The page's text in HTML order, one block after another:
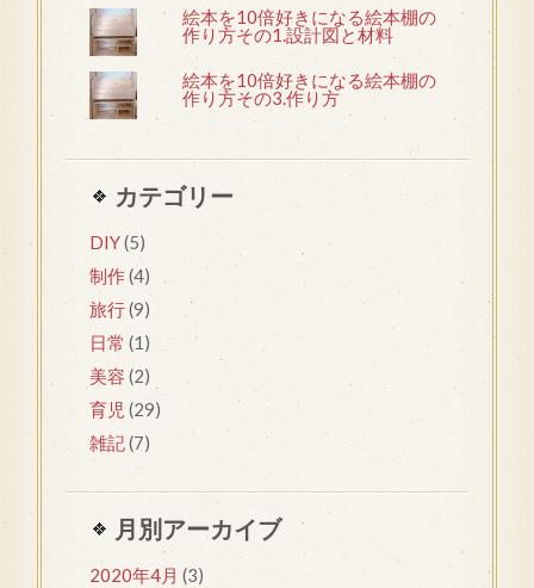
絵本を10倍好きになる絵本棚の
作り方その1.設計図と材料
絵本を10倍好きになる絵本棚の
作り方その3.作り方
カテゴリー
DIY(5)
制作(4)
旅行(9)
日常 (1)
美容 (2)
育児 (29)
雑記(7)
月別アーカイブ
2020年4月 (3)